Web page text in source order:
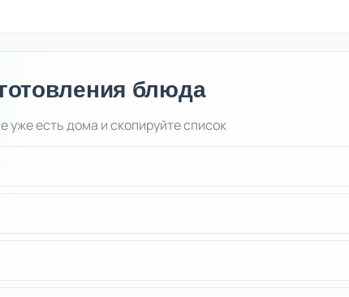
блюда
уже есть дома и скопируйте список